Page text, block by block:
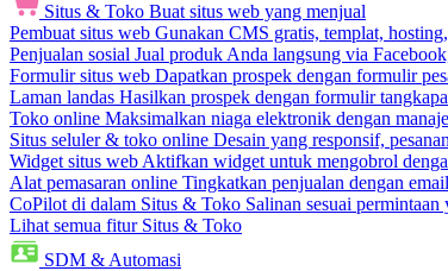
Situs & Toko Buat situs web yang menjual
Pembuat situs web Gunakan CMS gratis, templat,
Penjualan sosial Jual produk Anda langsung via
Formulir situs web Dapatkan prospek dengan formulir
Laman landas Hasilkan prospek dengan formulir
Toko online Maksimalkan niaga elektronik dengan
Situs seluler & toko online Desain yang responsif,
Widget situs web Aktifkan widget untuk mengobrol
Alat pemasaran online Tingkatkan penjualan dengan
CoPilot di dalam Situs & Toko Salinan sesuai
Lihat semua fitur Situs & Toko
SDM & Automasi